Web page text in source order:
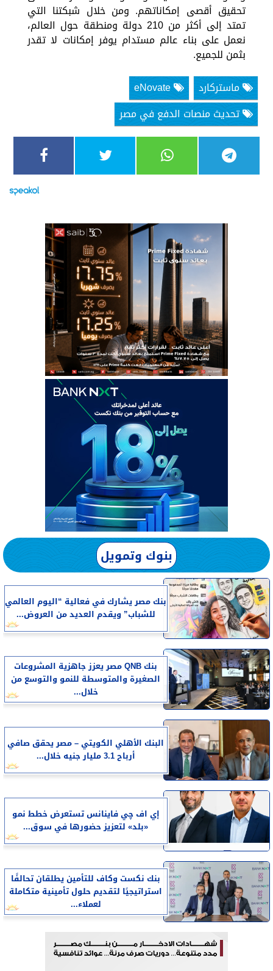
تحقيق أقصى إمكاناتهم. ومن خلال شبكتنا التي
تمتد إلى أكثر من 210 دولة ومنطقة حول العالم،
نعمل على بناء عالم مستدام يوفر إمكانات لا تقدر
بثمن للجميع.
ماستركارد
تحديث منصات الدفع في مصر
بنوك وتمويل
بنك مصر يشارك في فعالية “اليوم العالمي
للشباب” ويقدم العديد من العروض...
بنك QNB مصر يعزز جاهزية المشروعات
الصغيرة والمتوسطة للنمو والتوسع من
خلال...
البنك الأهلي الكويتي – مصر يحقق صافي
أرباح 3.1 مليار جنيه خلال...
إي اف چي فاينانس تستعرض خطط نمو
«بلد» لتعزيز حضورها في سوق...
بنك نكست وكاف للتأمين يطلقان تحالفًا
استراتيجيًا لتقديم حلول تأمينية متكاملة
لعملاء...